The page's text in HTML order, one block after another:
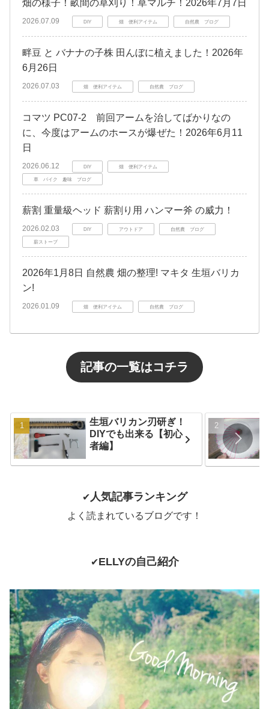
畑の様子！畝間の草刈り！草マルチ！2026年7月7日
2026.07.09 DIY 畑 便利アイテム 自然農 ブログ
畔豆 と バナナの子株 田んぼに植えました！2026年
6月26日
2026.07.03 畑 便利アイテム 自然農 ブログ
コマツ PC07-2 前回アームを治してばかりなの
に、今度はアームのホースが爆ぜた！2026年6月11
日
2026.06.12 DIY 畑 便利アイテム
車 バイク 趣味 ブログ
薪割 重量級ヘッド 薪割り用 ハンマー斧 の威力！
2026.02.03 DIY アウトドア 自然農 ブログ
薪ストーブ
2026年1月8日 自然農 畑の整理! マキタ 生垣バリカ
ン!
2026.01.09 畑 便利アイテム 自然農 ブログ
記事の一覧はコチラ
生垣バリカン刃研ぎ！
DIYでも出来る【初心
者編】
✔ 人気記事ランキング
よく読まれているブログです！
✔ELLYの自己紹介